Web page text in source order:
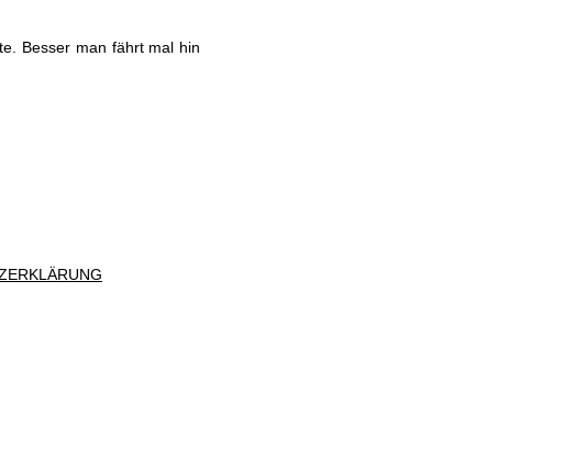
Besser man fährt mal hin